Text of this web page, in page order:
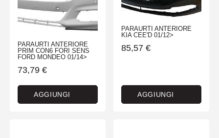
PARAURTI ANTERIORE
PRIM CON6 FORI SENS
FORD MONDEO 01/14>
73,79 €
AGGIUNGI
PARAURTI ANTERIORE
KIA CEE'D 01/12>
85,57 €
AGGIUNGI